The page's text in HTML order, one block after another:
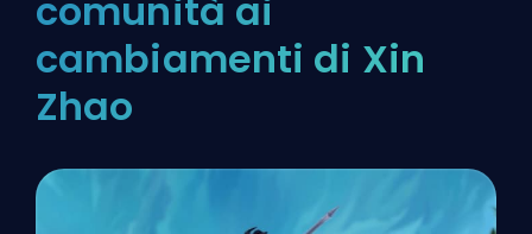
comunità ai
cambiamenti di Xin
Zhao